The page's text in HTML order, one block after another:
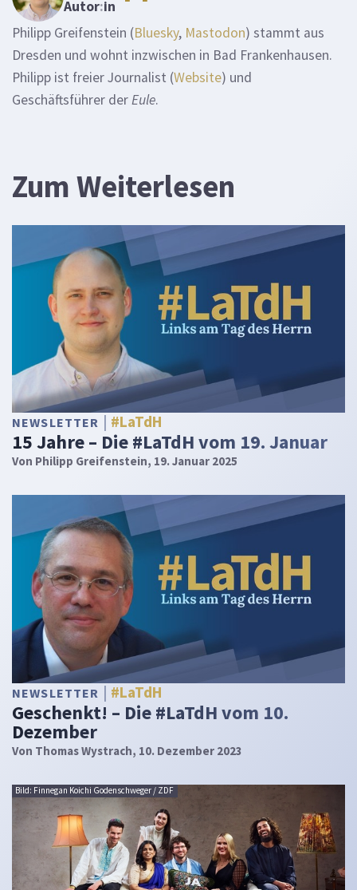
Autor:in
Philipp Greifenstein (Bluesky, Mastodon) stammt aus
Dresden und wohnt inzwischen in Bad Frankenhausen.
Philipp ist freier Journalist (Website) und
Geschäftsführer derEule.
Zum Weiterlesen
NEWSLETTER #LaTdH
15 Jahre – Die #LaTdH vom 19. Januar
Von Philipp Greifenstein, 19. Januar 2025
NEWSLETTER #LaTdH
Geschenkt! – Die #LaTdH vom 10.
Dezember
Von Thomas Wystrach, 10. Dezember 2023
Bild: Finnegan Koichi Godenschweger / ZDF